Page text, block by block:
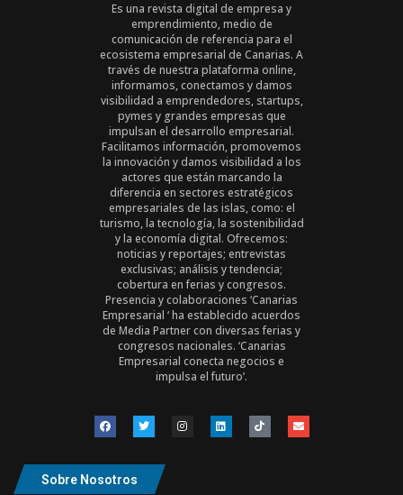
Es una revista digital de empresa y
emprendimiento, medio de
comunicación de referencia para el
ecosistema empresarial de Canarias. A
través de nuestra plataforma online,
informamos, conectamos y damos
visibilidad a emprendedores, startups,
pymes y grandes empresas que
impulsan el desarrollo empresarial.
Facilitamos información, promovemos
la innovación y damos visibilidad a los
actores que están marcando la
diferencia en sectores estratégicos
empresariales de las islas, como: el
turismo, la tecnología, la sostenibilidad
y la economía digital. Ofrecemos:
noticias y reportajes; entrevistas
exclusivas; análisis y tendencia;
cobertura en ferias y congresos.
Presencia y colaboraciones ‘Canarias
Empresarial ‘ ha establecido acuerdos
de Media Partner con diversas ferias y
congresos nacionales. ‘Canarias
Empresarial conecta negocios e
impulsa el futuro’.
Sobre Nosotros